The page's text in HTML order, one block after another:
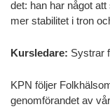
det: han har något
mer stabilitet i tron
Kursledare: Systrar
KPN följer
genomförandet av